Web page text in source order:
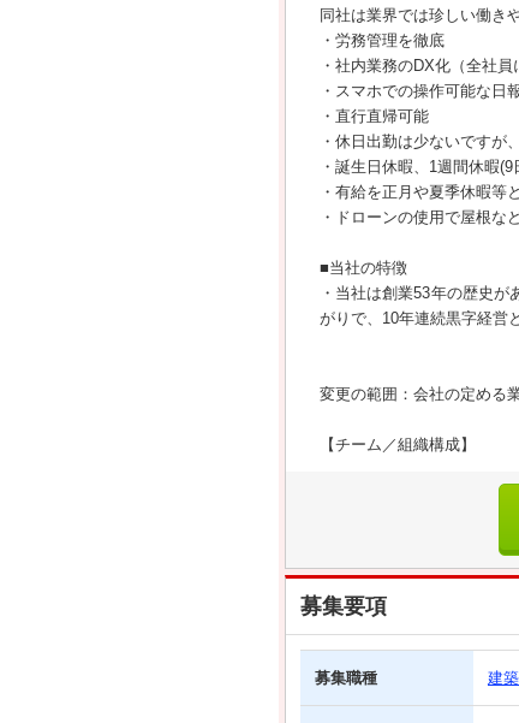
同社は業界では珍しい働き
・労務管理を徹底
・社内業務のDX化（全社
・スマホでの操作可能な日
・直行直帰可能
・休日出勤は少ないですが
・誕生日休暇、1週間休暇(9
・有給を正月や夏季休暇等
・ドローンの使用で屋根な
■当社の特徴
・当社は創業53年の歴史
がりで、10年連続黒字経営
変更の範囲：会社の定める
【チーム／組織構成】
募集要項
募集職種 建